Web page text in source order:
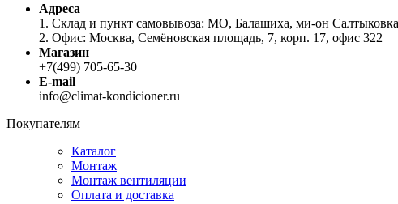
Адреса
1. Склад и пункт самовывоза: МО, Балашиха, ми-он
2. Офис: Москва, Семёновская площадь, 7, корп. 17, офис 322
Магазин
+7(499) 705-65-30
E-mail
info@climat-kondicioner.ru
Покупателям
Каталог
Монтаж
Монтаж вентиляции
Оплата и доставка